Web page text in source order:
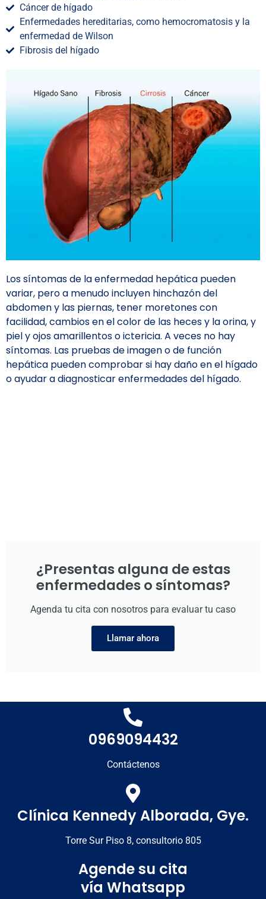
Cáncer de hígado
Enfermedades hereditarias, como hemocromatosis y la
enfermedad de Wilson
Fibrosis del hígado
Los síntomas de la enfermedad hepática pueden
variar, pero a menudo incluyen hinchazón del
abdomen y las piernas, tener moretones con
facilidad, cambios en el color de las heces y la orina, y
piel y ojos amarillentos o ictericia. A veces no hay
síntomas. Las pruebas de imagen o de función
hepática pueden comprobar si hay daño en el hígado
o ayudar a diagnosticar enfermedades del hígado.
¿Presentas alguna de estas
enfermedades o síntomas?
Agenda tu cita con nosotros para evaluar tu caso
Llamar ahora
0969094432
Contáctenos
Clínica Kennedy Alborada, Gye.
Torre Sur Piso 8, consultorio 805
Agende su cita
vía Whatsapp